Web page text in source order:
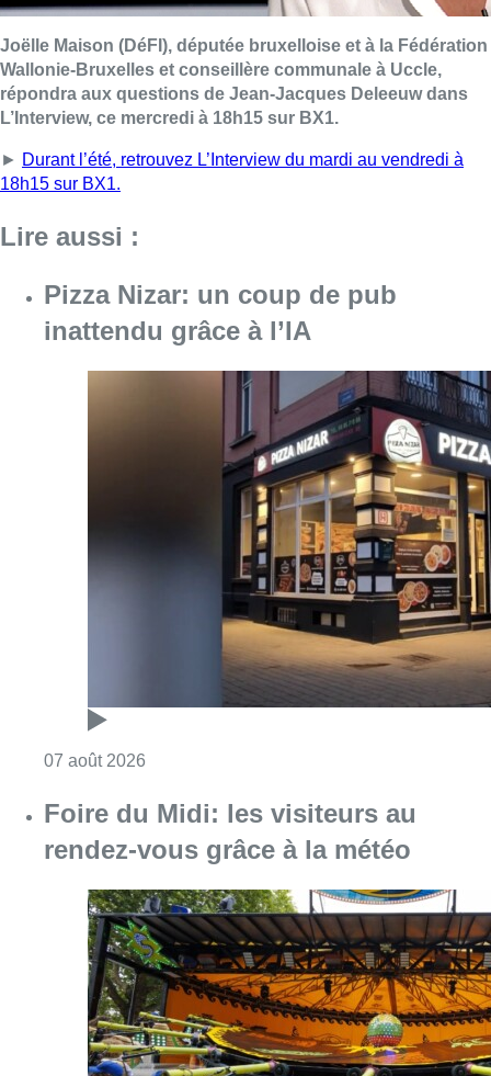
Joëlle Maison (DéFI), députée bruxelloise et à la Fédération
Wallonie-Bruxelles et conseillère communale à Uccle,
répondra aux questions de Jean-Jacques Deleeuw dans
L’Interview, ce mercredi à 18h15 sur BX1.
► Durant l’été, retrouvez L’Interview du mardi au vendredi à
18h15 sur BX1.
Lire aussi :
Pizza Nizar: un coup de pub
inattendu grâce à l’IA
07 août 2026
Foire du Midi: les visiteurs au
rendez-vous grâce à la météo